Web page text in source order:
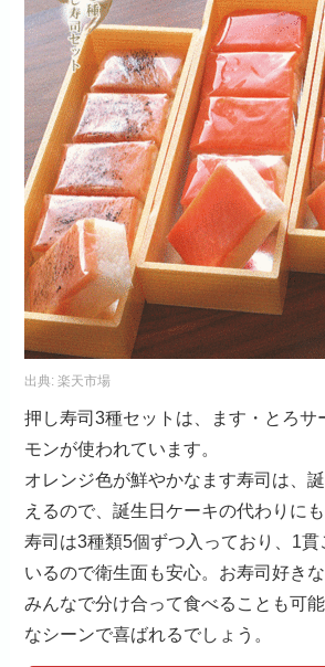
出典:楽天市場
押し寿司3種セットは、ます・とろサ
モンが使われています。
オレンジ色が鮮やかなます寿司は、
えるので、誕生日ケーキの代わりに
寿司は3種類5個ずつ入っており、1貫
いるので衛生面も安心。お寿司好き
みんなで分け合って食べることも可
なシーンで喜ばれるでしょう。